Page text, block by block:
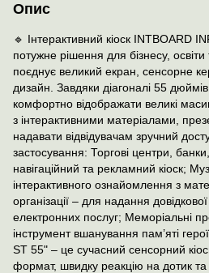
Опис
🔹 Інтерактивний кіоск INTBOARD
потужне рішення для бізнесу,
поєднує великий екран, сенсорне
дизайн. Завдяки діагоналі 55
комфортно відображати великі
з інтерактивними матеріалами,
надавати відвідувачам зручний
застосування: Торгові центри,
навігаційний та рекламний кіоск;
інтерактивного ознайомлення з
організації – для надання
електронних послуг; Меморіальні
інструмент вшанування пам’яті
ST 55" – це сучасний сенсорний
формат, швидку реакцію на дотик